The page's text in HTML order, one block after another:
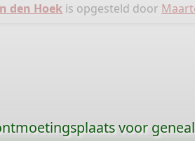
den Hoek is opgesteld door
voor